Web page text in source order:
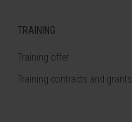
TRAINING
Training offer
Training contracts and grants